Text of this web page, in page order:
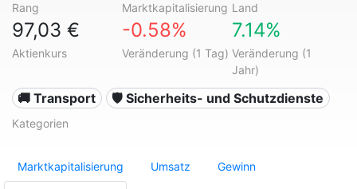
Rang Marktkapitalisierung Land
97,03 €
Aktienkurs
-0.58%
Veränderung (1 Tag)
7.14%
Veränderung (1
Jahr)
🚚 Transport 🛡️ Sicherheits- und Schutzdienste
Kategorien
Marktkapitalisierung Umsatz Gewinn